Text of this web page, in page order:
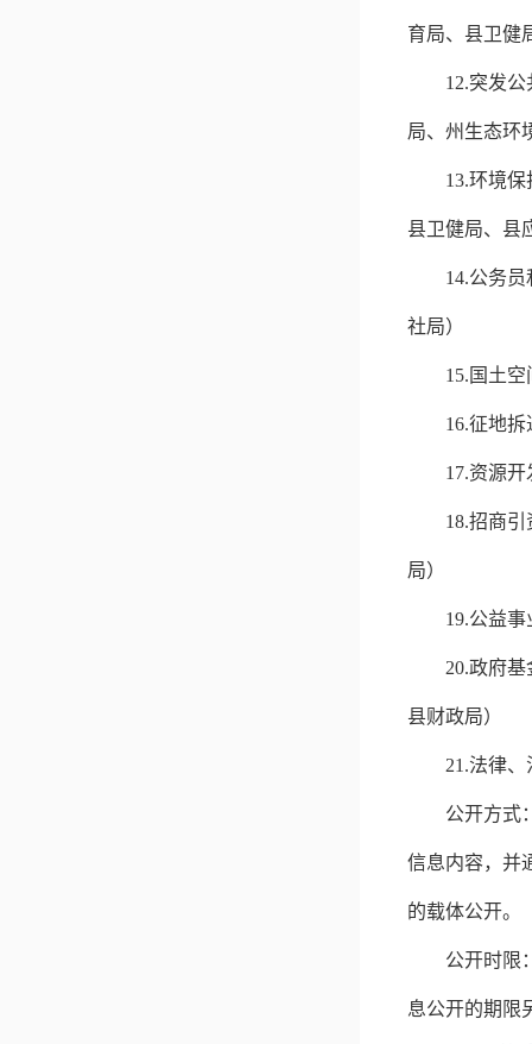
育局、县卫健
12.突发公
局、州生态环
13.环境保
县卫健局、县
14.公务员
社局）
15. 国土
16.征地拆
17.资源开
18.招商引
局）
19.公益事
20.政府基
县财政局）
21.法律、
公开方式
信息内容，并
的载体公开。
公开时限
息公开的期限